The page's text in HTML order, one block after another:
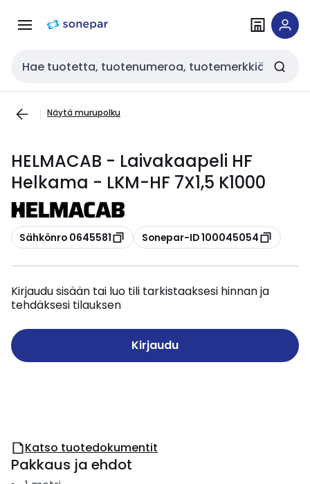
navigointiinsisältöön
Haku
Näytä murupolku
HELMACAB - Laivakaapeli HF
Helkama - LKM-HF 7X1,5 K1000
Kopioi
Sähkönro 0645581 Kopioi
Sonepar-ID 100045054
Kirjaudu sisään tai luo tili tarkistaaksesi hinnan ja
tehdäksesi tilauksen
Kirjaudu
Katso tuotedokumentit
Pakkaus ja ehdot